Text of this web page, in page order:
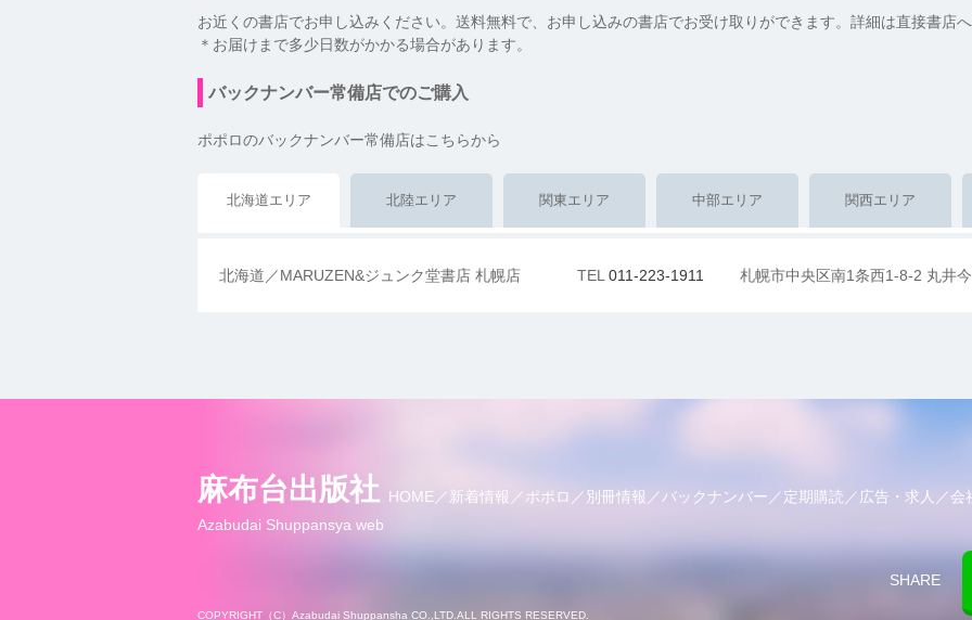
お近くの書店でお申し込みください。送料無料で、お申し込みの書店でお受け取りができます。詳細は直接書店
＊お届けまで多少日数がかかる場合があります。
バックナンバー常備店でのご購入
ポポロのバックナンバー常備店はこちらから
北海道エリア 北陸エリア 関東エリア 中部エリア 関西エリア
北海道／MARUZEN&ジュンク堂書店 札幌店 TEL011-223-1911 札幌市中央区南1条西1-8-2 丸井
麻布台出版社
Azabudai Shuppansya web
HOME 新着情報 ポポロ 別冊情報 バックナンバー 定期購読 広告・求人 会
COPYRIGHT（C）Azabudai Shuppansha CO.,LTD.ALL RIGHTS RESERVED.
SHARE